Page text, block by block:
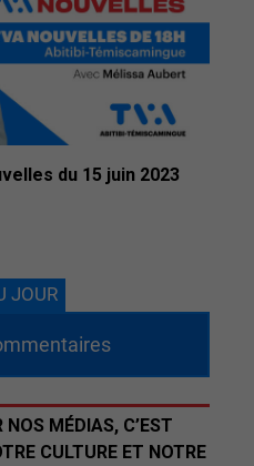
du 15 juin 2023
JOUR
NOS MÉDIAS, C’EST
CULTURE ET NOTRE